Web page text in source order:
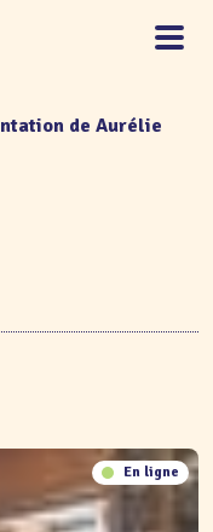
de Aurélie
En ligne